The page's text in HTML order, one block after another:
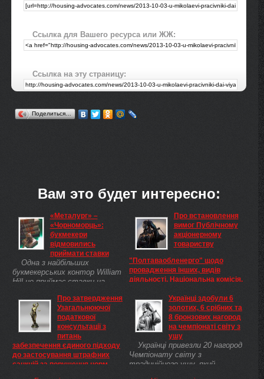
Ссылка для Вашего ресурса или ЖЖ:
Ссылка на эту страницу:
Поделиться…
Вам это будет интересно:
«Металург» –
«Чорноморць»:
букмекери
відмовились
приймати ставки
Одна з найбільших
букмекерських контор William
Hill не приймає ставки на
запорізьким Металургом і
одеським Чорноморцем, який
розпочнеться о 19:00.
Про затвердження
Узагальнюючої
податкової
консультації з
питань
забезпечення єдиного підходу
до застосування штрафних
санкцій за порушення норм
Про встановлення
вимог Публічному
акціонерному
товариству
"Полтаваобленерго" щодо
провадження інших, видів
діяльності, Національна комісія,
регулювання у сфері
комунальних послуг
Про встановлення вимог
Публічному акціонерному
товариству
"Полтаваобленерго" щодо
провадження інших, крім
ліцензованих, видів діяльності
Українці здобули 6
золотих, 6 срібних та
8 бронзових нагород
на чемпіонаті світу з
ушу
Українці привезли 20 нагород
Чемпіонату світу з
традиційного ушу, який